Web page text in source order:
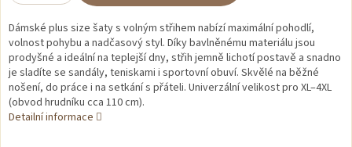
Dámské plus size šaty s volným střihem nabízí maximální pohodlí,
volnost pohybu a nadčasový styl. Díky bavlněnému materiálu jsou
prodyšné a ideální na teplejší dny, střih jemně lichotí postavě a snadno
je sladíte se sandály, teniskami i sportovní obuví. Skvělé na běžné
nošení, do práce i na setkání s přáteli. Univerzální velikost pro XL–4XL
(obvod hrudníku cca 110 cm).
Detailní informace